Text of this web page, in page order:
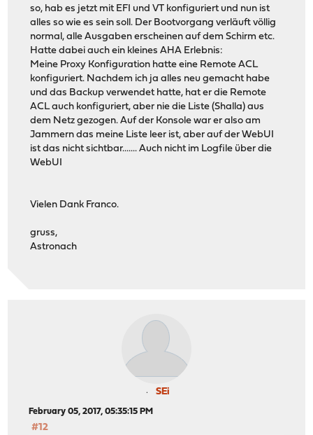
so, hab es jetzt mit EFI und VT konfiguriert und nun ist
alles so wie es sein soll. Der Bootvorgang verläuft völlig
normal, alle Ausgaben erscheinen auf dem Schirm etc.
Hatte dabei auch ein kleines AHA Erlebnis:
Meine Proxy Konfiguration hatte eine Remote ACL
konfiguriert. Nachdem ich ja alles neu gemacht habe
und das Backup verwendet hatte, hat er die Remote
ACL auch konfiguriert, aber nie die Liste (Shalla) aus
dem Netz gezogen. Auf der Konsole war er also am
Jammern das meine Liste leer ist, aber auf der WebUI
ist das nicht sichtbar....... Auch nicht im Logfile über die
WebUI
Vielen Dank Franco.
gruss,
Astronach
SEi
February 05, 2017, 05:35:15 PM
#12